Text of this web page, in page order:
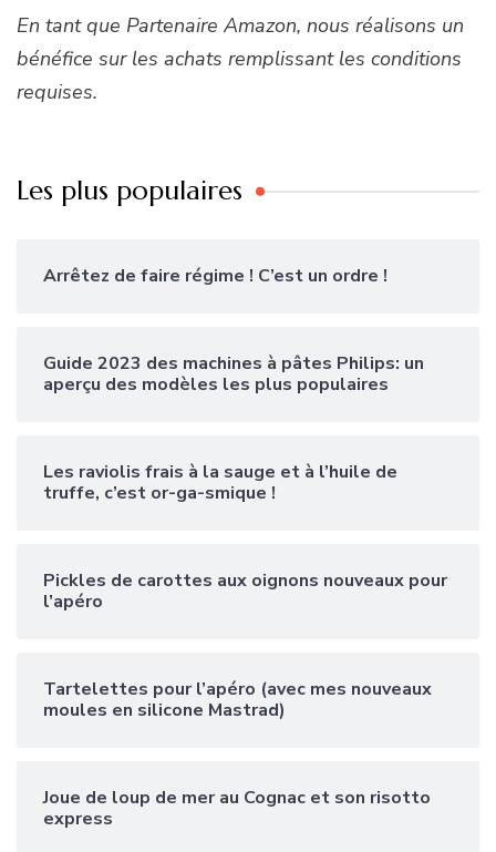
En tant que Partenaire Amazon, nous réalisons un
bénéfice sur les achats remplissant les conditions
requises.
Les plus populaires
Arrêtez de faire régime ! C’est un ordre !
Guide 2023 des machines à pâtes Philips: un
aperçu des modèles les plus populaires
Les raviolis frais à la sauge et à l’huile de
truffe, c’est or-ga-smique !
Pickles de carottes aux oignons nouveaux pour
l’apéro
Tartelettes pour l’apéro (avec mes nouveaux
moules en silicone Mastrad)
Joue de loup de mer au Cognac et son risotto
express